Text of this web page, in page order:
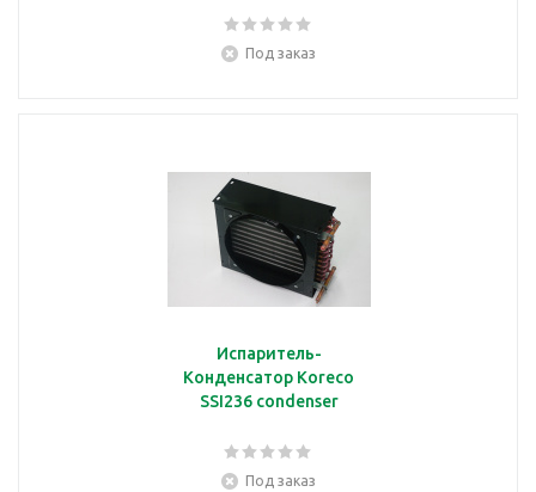
Под заказ
Испаритель-
Конденсатор Koreco
SSI236 condenser
Под заказ